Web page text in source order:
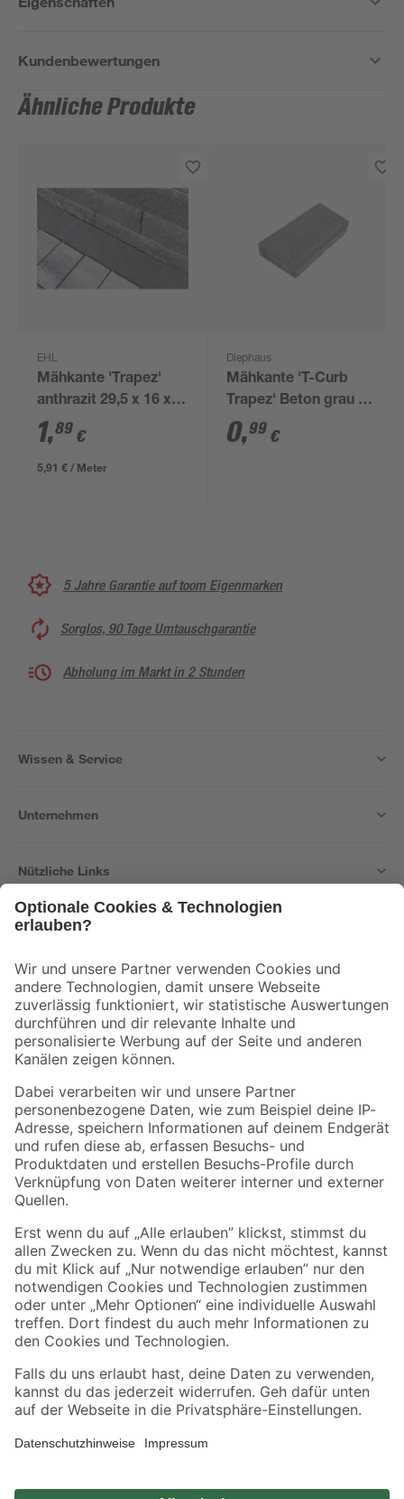
Kundenbewertungen
Ähnliche Produkte
EHL
Mähkante 'Trapez'
anthrazit 29,5 x 16 x 5
cm
1,89 €
5,91 € / Meter
Diephaus
Mähkante 'T-Curb
Trapez' Beton grau 24
x 12 x 4 cm
0,99 €
5 Jahre Garantie auf toom Eigenmarken
Sorglos, 90 Tage Umtauschgarantie
Abholung im Markt in 2 Stunden
Wissen & Service
Unternehmen
Nützliche Links
Der toom Newsletter: Keine Angebote und Aktionen mehr verpassen!
Zur Newsletter Anmeldung
Folge uns
Zahlungsarten Versandarten
Sicher einkaufen
Jetzt die toom-App herunterladen
Alle Preisangaben in EUR inkl. gesetzl. MwSt.. Die dargestellten Angebote sind unter
Umständen nicht in allen Märkten verfügbar. Die angegebenen Verfügbarkeiten beziehen
Produkte nur solange der Vorrat reicht.
*Paketversand ab 59 € versandkostenfrei, gilt nicht für Artikel mit Speditionsversand, hier